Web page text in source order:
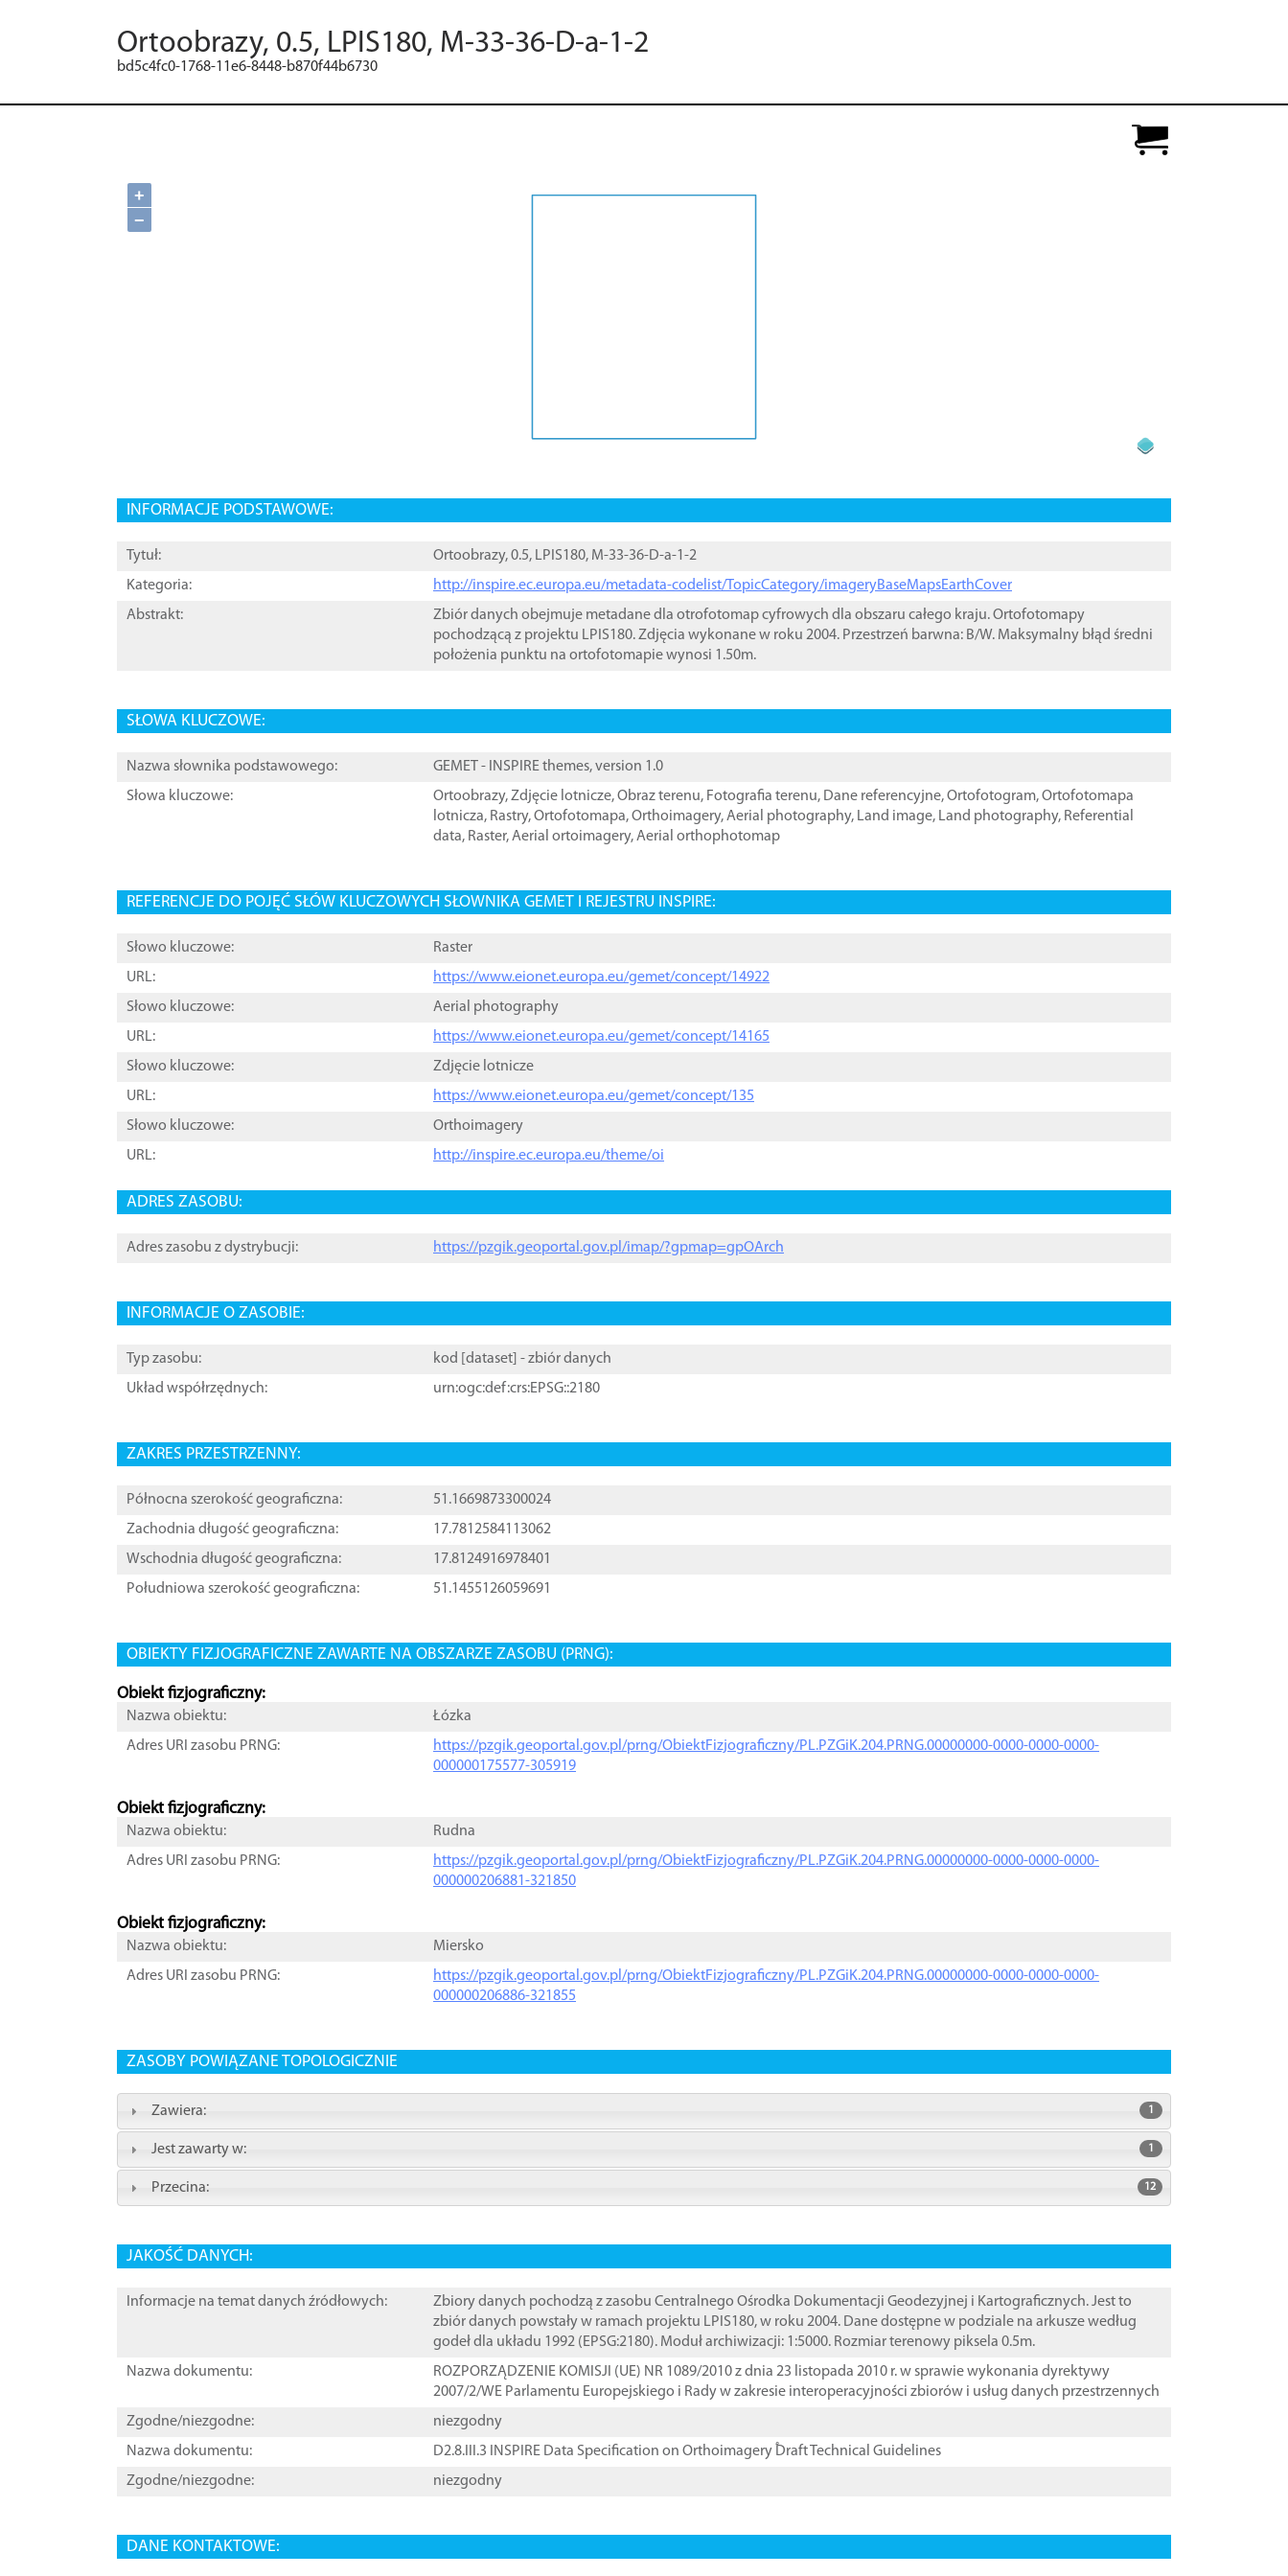
Ortoobrazy, 0.5, LPIS180, M-33-36-D-a-1-2
bd5c4fc0-1768-11e6-8448-b870f44b6730
+
−
INFORMACJE PODSTAWOWE:
Tytuł:
Ortoobrazy, 0.5, LPIS180, M-33-36-D-a-1-2
Kategoria:
http://inspire.ec.europa.eu/metadata-codelist/TopicCategory/imageryBaseMapsEarthCover
Abstrakt:
Zbiór danych obejmuje metadane dla otrofotomap cyfrowych dla obszaru całego kraju. Ortofotomapy
pochodzącą z projektu LPIS180. Zdjęcia wykonane w roku 2004. Przestrzeń barwna: B/W. Maksymalny błąd średni
położenia punktu na ortofotomapie wynosi 1.50m.
SŁOWA KLUCZOWE:
Nazwa słownika podstawowego:
GEMET - INSPIRE themes, version 1.0
Słowa kluczowe:
Ortoobrazy,Zdjęcie lotnicze,Obraz terenu, Fotografia terenu, Dane referencyjne,Ortofotogram,Ortofotomapa
lotnicza, Rastry,Ortofotomapa,Orthoimagery,Aerial photography, Land image, Land photography, Referential
data, Raster,Aerial ortoimagery,Aerial orthophotomap
REFERENCJE DO POJĘĆ SŁÓW KLUCZOWYCH SŁOWNIKA GEMET I REJESTRU INSPIRE:
Słowo kluczowe:
Raster
URL:
https://www.eionet.europa.eu/gemet/concept/14922
Słowo kluczowe:
Aerial photography
URL:
https://www.eionet.europa.eu/gemet/concept/14165
Słowo kluczowe:
Zdjęcie lotnicze
URL:
https://www.eionet.europa.eu/gemet/concept/135
Słowo kluczowe:
Orthoimagery
URL:
http://inspire.ec.europa.eu/theme/oi
ADRES ZASOBU:
Adres zasobu z dystrybucji: https://pzgik.geoportal.gov.pl/imap/?gpmap=gpOArch
INFORMACJE O ZASOBIE:
Typ zasobu: kod [ dataset ] - zbiór danych
Układ współrzędnych:
urn:ogc:def:crs:EPSG::2180
ZAKRES PRZESTRZENNY:
Północna szerokość geograficzna:
51.1669873300024
Zachodnia długość geograficzna:
17.7812584113062
Wschodnia długość geograficzna:
17.8124916978401
Południowa szerokość geograficzna:
51.1455126059691
OBIEKTY FIZJOGRAFICZNE ZAWARTE NA OBSZARZE ZASOBU (PRNG):
Obiekt fizjograficzny:
Nazwa obiektu:
Łózka
Adres URI zasobu PRNG:
https://pzgik.geoportal.gov.pl/prng/ObiektFizjograficzny/PL.PZGiK.204.PRNG.00000000-0000-0000-0000-
000000175577-305919
Obiekt fizjograficzny:
Nazwa obiektu:
Rudna
Adres URI zasobu PRNG:
https://pzgik.geoportal.gov.pl/prng/ObiektFizjograficzny/PL.PZGiK.204.PRNG.00000000-0000-0000-0000-
000000206881-321850
Obiekt fizjograficzny:
Nazwa obiektu:
Miersko
Adres URI zasobu PRNG:
https://pzgik.geoportal.gov.pl/prng/ObiektFizjograficzny/PL.PZGiK.204.PRNG.00000000-0000-0000-0000-
000000206886-321855
ZASOBY POWIĄZANE TOPOLOGICZNIE
Zawiera: 1
Jest zawarty w: 1
Przecina: 12
JAKOŚĆ DANYCH:
Informacje na temat danych źródłowych:
Zbiory danych pochodzą z zasobu Centralnego Ośrodka Dokumentacji Geodezyjnej i Kartograficznych. Jest to
zbiór danych powstały w ramach projektu LPIS180, w roku 2004. Dane dostępne w podziale na arkusze według
godeł dla układu 1992 (EPSG:2180). Moduł archiwizacji: 1:5000. Rozmiar terenowy piksela 0.5m.
Nazwa dokumentu:
ROZPORZĄDZENIE KOMISJI (UE) NR 1089/2010 z dnia 23 listopada 2010 r. w sprawie wykonania dyrektywy
2007/2/WE Parlamentu Europejskiego i Rady w zakresie interoperacyjności zbiorów i usług danych przestrzennych
Zgodne/niezgodne:
niezgodny
Nazwa dokumentu:
D2.8.III.3 INSPIRE Data Specification on Orthoimagery ֠Draft Technical Guidelines
Zgodne/niezgodne:
niezgodny
DANE KONTAKTOWE: